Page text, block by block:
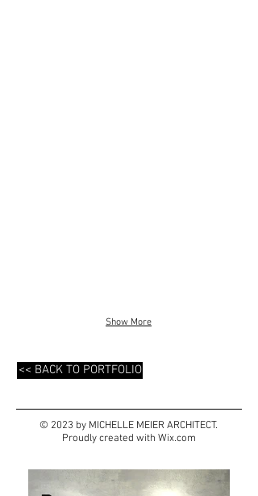
Show More
<< BACK TO PORTFOLIO
© 2023 by MICHELLE MEIER ARCHITECT.
Proudly created with Wix.com